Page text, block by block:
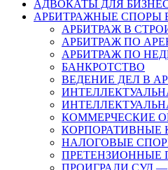
АДВОКАТЫ ДЛЯ
АРБИТРАЖНЫЕ СПОРЫ
АРБИТРАЖ В
АРБИТРАЖ ПО
АРБИТРАЖ ПО
БАНКРОТСТВО
ВЕДЕНИЕ ДЕЛ В
КОММЕРЧЕСКИЕ
КОРПОРАТИВНЫЕ
НАЛОГОВЫЕ
ПРЕТЕНЗИОННЫЕ